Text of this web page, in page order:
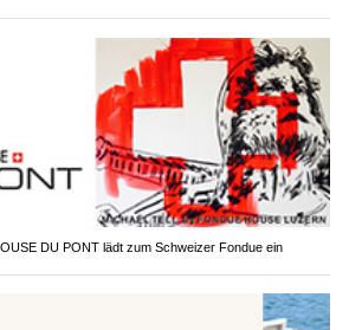
DU PONT lädt zum Schweizer Fondue ein